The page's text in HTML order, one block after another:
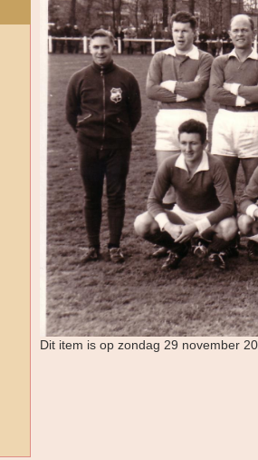
Dit item is op zondag 29 november